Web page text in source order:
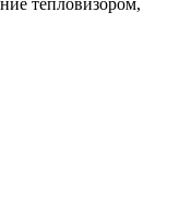
тепловизором,